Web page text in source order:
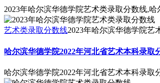
2023年哈尔滨华德学院艺术类录取分数线,
艺术类录取分数线2023年哈尔滨华德学院艺
哈尔滨华德学院2022年河北省艺术本科录取
哈尔滨华德学院2022年河北省艺术本科录取